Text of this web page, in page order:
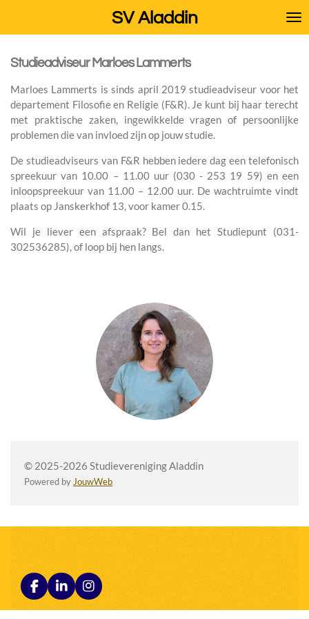
de
SV Aladdin
Studieadviseur Marloes Lammerts
Marloes Lammerts is sinds april 2019 studieadviseur voor het
departement Filosofie en Religie (F&R). Je kunt bij haar terecht
met praktische zaken, ingewikkelde vragen of persoonlijke
problemen die van invloed zijn op jouw studie.
De studieadviseurs van F&R hebben iedere dag een telefonisch
spreekuur van 10.00 – 11.00 uur (030 - 253 19 59) en een
inloopspreekuur van 11.00 – 12.00 uur. De wachtruimte vindt
plaats op Janskerkhof 13, voor kamer 0.15.
Wil je liever een afspraak? Bel dan het Studiepunt (031-
302536285), of loop bij hen langs.
© 2025-2026 Studievereniging Aladdin
Powered by JouwWeb
F
a
L
i
I
n